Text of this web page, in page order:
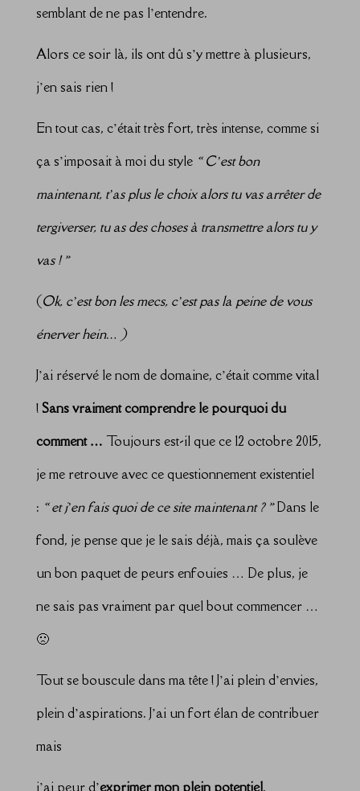
semblant de ne pas l’entendre.
Alors ce soir là, ils ont dû s’y mettre à plusieurs,
j’en sais rien !
En tout cas, c’était très fort, très intense, comme si
ça s’imposait à moi du style « C’est bon
maintenant, t’as plus le choix alors tu vas arrêter de
tergiverser, tu as des choses à transmettre alors tu y
vas ! »
(Ok, c’est bon les mecs, c’est pas la peine de vous
énerver hein… )
J’ai réservé le nom de domaine, c’était comme vital
!Sans vraiment comprendre le pourquoi du
comment … Toujours est-il que ce 12 octobre 2015,
je me retrouve avec ce questionnement existentiel
: « et j’en fais quoi de ce site maintenant ? »Dans le
fond, je pense que je le sais déjà, mais ça soulève
un bon paquet de peurs enfouies … De plus, je
ne sais pas vraiment par quel bout commencer …
🙁
Tout se bouscule dans ma tête ! J’ai plein d’envies,
plein d’aspirations. J’ai un fort élan de contribuer
mais
j’ai peur d’exprimer mon plein potentiel.